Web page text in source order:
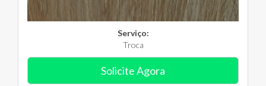
Serviço:
Troca
Solicite Agora